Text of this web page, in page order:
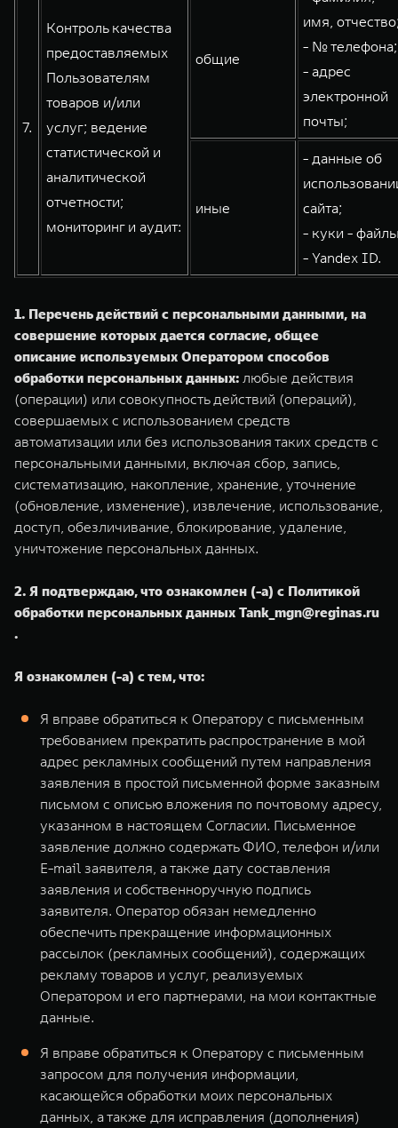
7.
Контроль качества
предоставляемых
Пользователям
товаров и/или
услуг; ведение
статистической и
аналитической
отчетности;
мониторинг и аудит:
общие
имя,
- № телефона;
- адрес
электронной
почты;
иные
- данные об
сайта;
- куки -
- Yandex ID.
1. Перечень действий с персональными данными, на
совершение которых дается согласие, общее
описание используемых Оператором способов
обработки персональных данных: любые действия
(операции) или совокупность действий (операций),
совершаемых с использованием средств
автоматизации или без использования таких средств с
персональными данными, включая сбор, запись,
систематизацию, накопление, хранение, уточнение
(обновление, изменение), извлечение, использование,
доступ, обезличивание, блокирование, удаление,
уничтожение персональных данных.
2. Я подтверждаю, что ознакомлен (-а) с Политикой
обработки персональных данных Tank_mgn@reginas.ru
.
Я ознакомлен (-а) с тем, что:
Я вправе обратиться к Оператору с письменным
требованием прекратить распространение в мой
адрес рекламных сообщений путем направления
заявления в простой письменной форме заказным
письмом с описью вложения по почтовому адресу,
указанном в настоящем Согласии. Письменное
заявление должно содержать ФИО, телефон и/или
E-mail заявителя, а также дату составления
заявления и собственноручную подпись
заявителя. Оператор обязан немедленно
обеспечить прекращение информационных
рассылок (рекламных сообщений), содержащих
рекламу товаров и услуг, реализуемых
Оператором и его партнерами, на мои контактные
данные.
Я вправе обратиться к Оператору с письменным
запросом для получения информации,
касающейся обработки моих персональных
данных, а также для исправления (дополнения)